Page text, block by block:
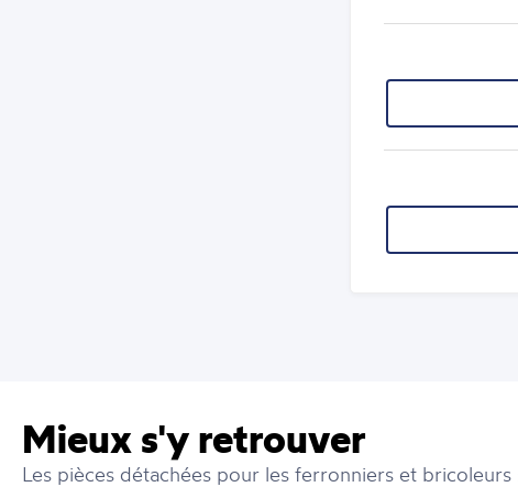
Mieux s'y retrouver
Les pièces détachées pour les ferronniers et bricoleurs